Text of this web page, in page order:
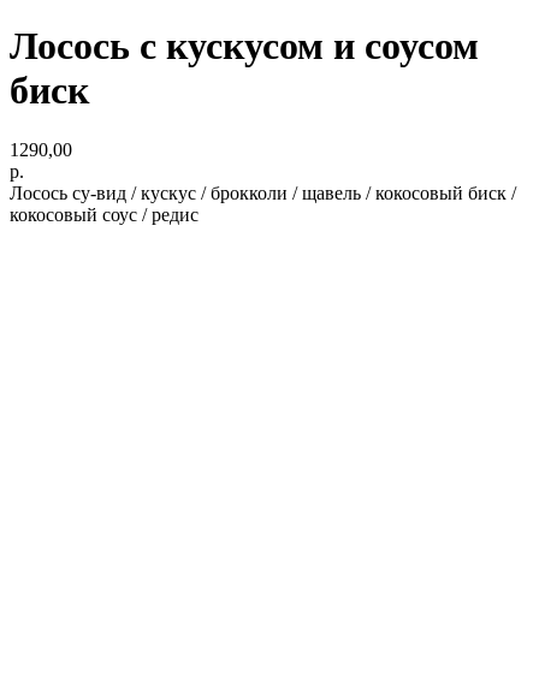
Лосось с кускусом и соусом
биск
1290,00
р.
Лосось су-вид / кускус / брокколи / щавель / кокосовый биск /
кокосовый соус / редис